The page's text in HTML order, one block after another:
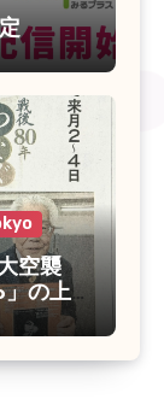
空襲
の上